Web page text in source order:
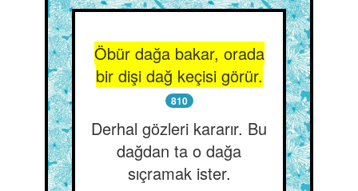
Öbür dağa bakar, orada
bir dişi dağ keçisi görür.
810
Derhal gözleri kararır. Bu
dağdan ta o dağa
sıçramak ister.